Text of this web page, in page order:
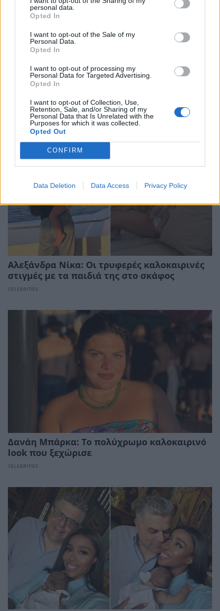
personal data.
Opted In
I want to opt-out of the Sale of my
Personal Data.
Opted In
I want to opt-out of processing my
Personal Data for Targeted Advertising.
Opted In
I want to opt-out of Collection, Use,
Retention, Sale, and/or Sharing of my
Personal Data that Is Unrelated with the
Purposes for which it was collected.
Opted Out
CONFIRM
Data Deletion Data Access Privacy Policy
ΔΕΙΤΕ ΑΚΟΜΑ
ΠΕΡΙΣΣΟΤΕΡΑ ΣΤΟ
Αλεξάνδρα Νίκα: Οι τρυφερές καλοκαιρινές
στιγμές με τα παιδιά της στο σκάφος
CELEBRITIES
Δανάη Μπάρκα: Το πολύχρωμο καλοκαιρινό
look που ξεχώρισε
CELEBRITIES